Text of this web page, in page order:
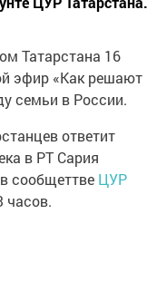
Татарстана 16
эфир «Как решают
семьи в России.
ответит
в РТ Сария
сообщеттве ЦУР
часов.